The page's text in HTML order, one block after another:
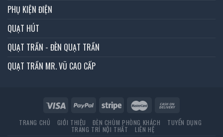
PHỤ KIỆN ĐIỆN
QUẠT HÚT
QUẠT TRẦN - ĐÈN QUẠT TRẦN
QUẠT TRẦN MR. VŨ CAO CẤP
TRANG CHỦ GIỚI THIỆU ĐÈN CHÙM PHÒNG KHÁCH TUYỂN DỤNG
TRANG TRÍ NỘI THẤT LIÊN HỆ